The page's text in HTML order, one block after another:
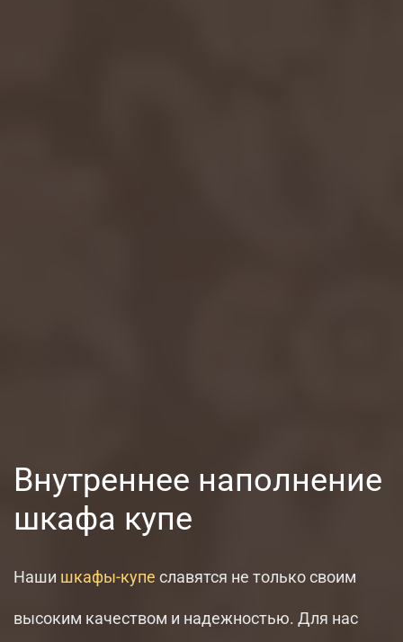
Внутреннее наполнение
шкафа купе
Наши шкафы-купе славятся не только своим
высоким качеством и надежностью. Для нас